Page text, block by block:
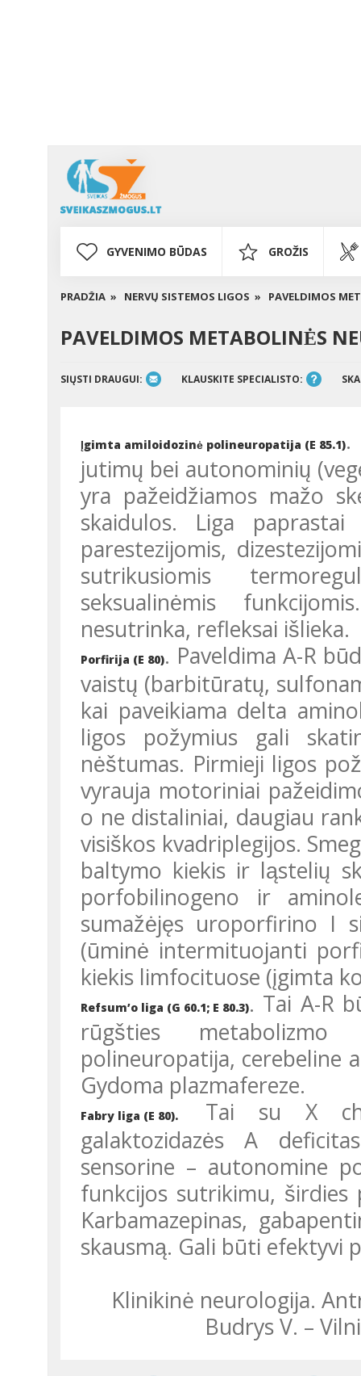
GYVENIMO BŪDAS GROŽIS
PRADŽIA » NERVŲ SISTEMOS LIGOS » PAVELDIMOS
PAVELDIMOS METABOLINĖS
SIŲSTI DRAUGUI: KLAUSKITE SPECIALISTO:
Įgimta amiloidozinė polineuropatija (E 85.1).
jutimų bei autonominių
yra pažeidžiamos mažo
skaidulos. Liga
parestezijomis,
sutrikusiomis
seksualinėmis
nesutrinka, refleksai išlieka.
Porfirija (E 80). Paveldima A-R
vaistų (barbitūratų,
kai paveikiama delta
ligos požymius gali
nėštumas. Pirmieji ligos
vyrauja motoriniai
o ne distaliniai, daugiau
visiškos kvadriplegijos.
baltymo kiekis ir ląstelių
porfobilinogeno ir
sumažėjęs uroporfirino I
(ūminė intermituojanti
kiekis limfocituose (įgimta
Refsum’o liga (G 60.1; E 80.3). Tai A-R
rūgšties metabolizmo
polineuropatija, cerebeline
Gydoma plazmafereze.
Fabry liga (E 80).
Tai su X
galaktozidazės A
sensorine – autonomine
funkcijos sutrikimu, širdies
Karbamazepinas,
skausmą. Gali būti efektyvi
Klinikinė neurologija. Antrasis pataisytas ir papildytas leidimas/
Budrys V. –